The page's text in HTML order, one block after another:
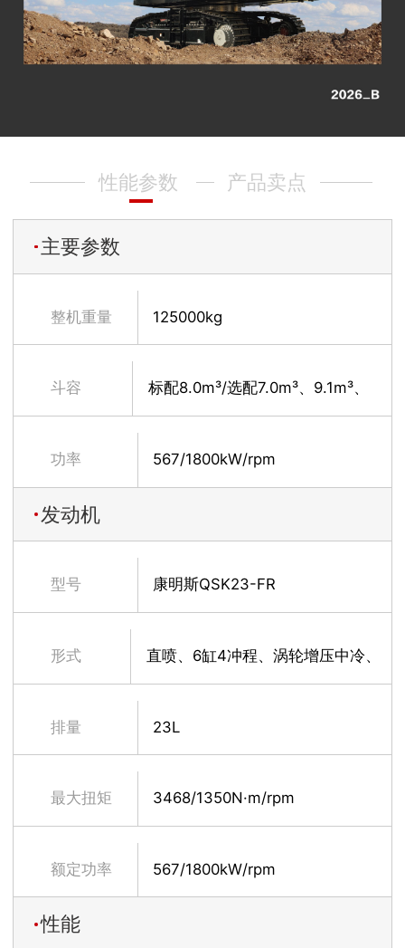
性能参数 产品卖点
主要参数
整机重量 125000kg
斗容 标配8.0m³/选配7.0m³、9.1m³、
功率
567/1800kW/rpm
发动机
型号 康明斯QSK23-FR
形式 直喷、6缸4冲程、涡轮增压中冷、
排量
23L
最大扭矩 3468/1350N·m/rpm
额定功率 567/1800kW/rpm
性能